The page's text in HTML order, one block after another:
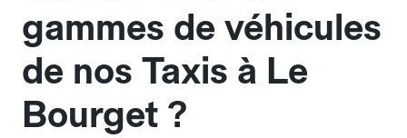
gammes de véhicules
de nos Taxis à Le
Bourget ?